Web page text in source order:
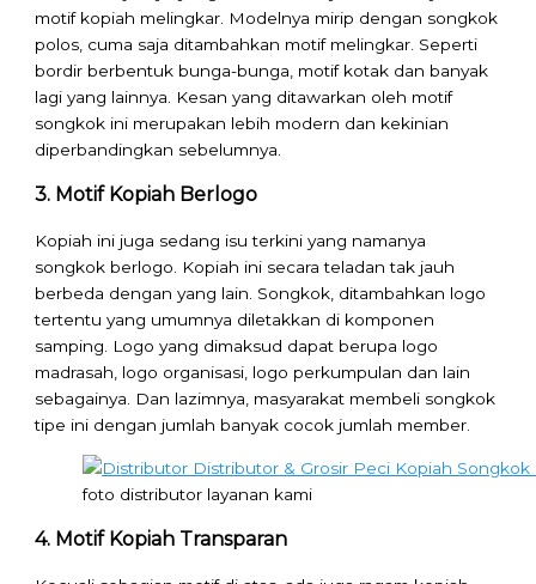
motif kopiah melingkar. Modelnya mirip dengan songkok
polos, cuma saja ditambahkan motif melingkar. Seperti
bordir berbentuk bunga-bunga, motif kotak dan banyak
lagi yang lainnya. Kesan yang ditawarkan oleh motif
songkok ini merupakan lebih modern dan kekinian
diperbandingkan sebelumnya.
3. Motif Kopiah Berlogo
Kopiah ini juga sedang isu terkini yang namanya
songkok berlogo. Kopiah ini secara teladan tak jauh
berbeda dengan yang lain. Songkok, ditambahkan logo
tertentu yang umumnya diletakkan di komponen
samping. Logo yang dimaksud dapat berupa logo
madrasah, logo organisasi, logo perkumpulan dan lain
sebagainya. Dan lazimnya, masyarakat membeli songkok
tipe ini dengan jumlah banyak cocok jumlah member.
foto distributor layanan kami
4. Motif Kopiah Transparan